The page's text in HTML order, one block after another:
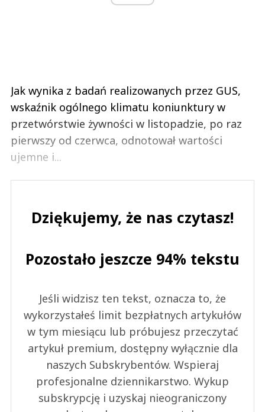
Jak wynika z badań realizowanych przez GUS,
wskaźnik ogólnego klimatu koniunktury w
przetwórstwie żywności w listopadzie, po raz
pierwszy od czerwca, odnotował wartości
ujemne i...
Dziękujemy, że nas czytasz!
Pozostało jeszcze 94% tekstu
Jeśli widzisz ten tekst, oznacza to, że
wykorzystałeś limit bezpłatnych artykułów
w tym miesiącu lub próbujesz przeczytać
artykuł premium, dostępny wyłącznie dla
naszych Subskrybentów. Wspieraj
profesjonalne dziennikarstwo. Wykup
subskrypcję i uzyskaj nieograniczony